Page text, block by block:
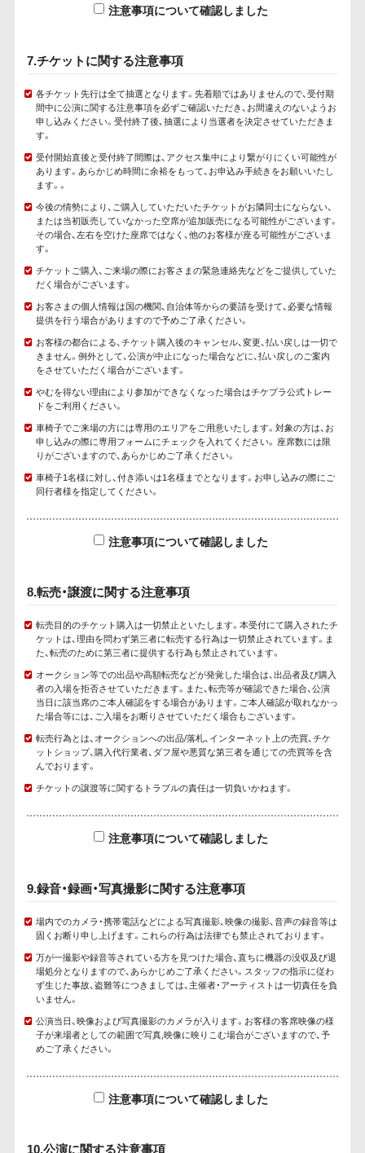
注意事項について確認しました
7.チケットに関する注意事項
各チケット先行は全て抽選となります。先着順ではありませんので、受付期
間中に公演に関する注意事項を必ずご確認いただき、お間違えのないようお
申し込みください。受付終了後、抽選により当選者を決定させていただきま
す。
受付開始直後と受付終了間際は、アクセス集中により繋がりにくい可能性が
あります。あらかじめ時間に余裕をもって、お申込み手続きをお願いいたし
ます。。
今後の情勢により、ご購入していただいたチケットがお隣同士にならない、
または当初販売していなかった空席が追加販売になる可能性がございます。
その場合、左右を空けた座席ではなく、他のお客様が座る可能性がございま
す。
チケットご購入、ご来場の際にお客さまの緊急連絡先などをご提供していた
だく場合がございます。
お客さまの個人情報は国の機関、自治体等からの要請を受けて、必要な情報
提供を行う場合がありますので予めご了承ください。
お客様の都合による、チケット購入後のキャンセル、変更、払い戻しは一切で
きません。例外として、公演が中止になった場合などに、払い戻しのご案内
をさせていただく場合がございます。
やむを得ない理由により参加ができなくなった場合はチケプラ公式トレー
ドをご利用ください。
車椅子でご来場の方には専用のエリアをご用意いたします。対象の方は、お
申し込みの際に専用フォームにチェックを入れてください。 座席数には限
りがございますので、あらかじめご了承ください。
車椅子1名様に対し、付き添いは1名様までとなります。お申し込みの際にご
同行者様を指定してください。
注意事項について確認しました
8.転売・譲渡に関する注意事項
転売目的のチケット購入は一切禁止といたします。本受付にて購入されたチ
ケットは、理由を問わず第三者に転売する行為は一切禁止されています。ま
た、転売のために第三者に提供する行為も禁止されています。
オークション等での出品や高額転売などが発覚した場合は、出品者及び購入
者の入場を拒否させていただきます。また、転売等が確認できた場合、公演
当日に該当席のご本人確認をする場合があります。ご本人確認が取れなかっ
た場合等には、ご入場をお断りさせていただく場合もございます。
転売行為とは、オークションへの出品/落札、インターネット上の売買、チケ
ットショップ、購入代行業者、ダフ屋や悪質な第三者を通じての売買等を含
んでおります。
チケットの譲渡等に関するトラブルの責任は一切負いかねます。
注意事項について確認しました
9.録音・録画・写真撮影に関する注意事項
場内でのカメラ・携帯電話などによる写真撮影、映像の撮影、音声の録音等は
固くお断り申し上げます。これらの行為は法律でも禁止されております。
万が一撮影や録音等されている方を見つけた場合、直ちに機器の没収及び退
場処分となりますので、あらかじめご了承ください。スタッフの指示に従わ
ず生じた事故、盗難等につきましては、主催者・アーティストは一切責任を負
いません。
公演当日、映像および写真撮影のカメラが入ります。お客様の客席映像の様
子が来場者としての範囲で写真,映像に映りこむ場合がございますので、予
めご了承ください。
注意事項について確認しました
10.公演に関する注意事項